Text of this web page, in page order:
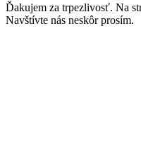
Ďakujem za trpezlivosť. Na
Navštívte nás neskôr prosím.